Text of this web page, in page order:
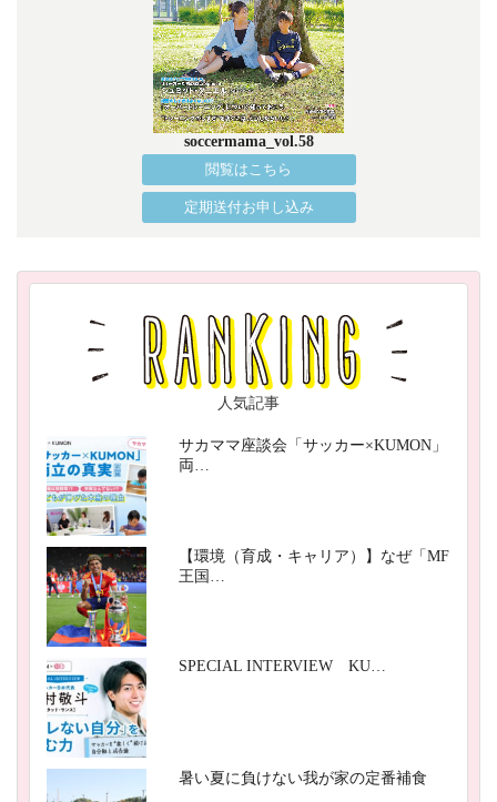
soccermama_vol.58
閲覧はこちら
定期送付お申し込み
人気記事
サカママ座談会「サッカー×KUMON」
両…
【環境（育成・キャリア）】なぜ「MF
王国…
SPECIAL INTERVIEW KU…
暑い夏に負けない我が家の定番補食